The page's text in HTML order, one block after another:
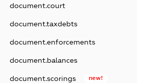
document.court
document.taxdebts
document.enforcements
document.balances
document.scorings new!